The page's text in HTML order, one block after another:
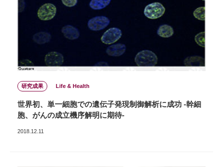
研究成果 Life & Health
世界初、単一細胞での遺伝子発現制御解析に成功 -幹細
胞、がんの成立機序解明に期待-
2018.12.11